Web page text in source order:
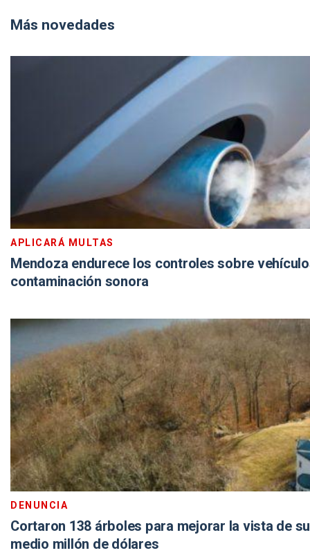
Más novedades
APLICARÁ MULTAS
Mendoza endurece los controles sobre
contaminación sonora
DENUNCIA
Cortaron 138 árboles para mejorar la vista de
medio millón de dólares